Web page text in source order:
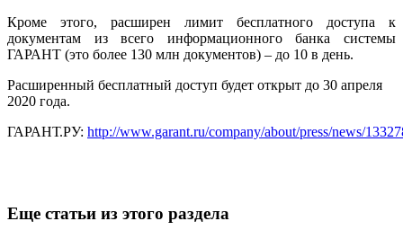
Кроме этого, расширен лимит бесплатного доступа к
документам из всего информационного банка системы
ГАРАНТ (это более 130 млн документов) – до 10 в день.
Расширенный бесплатный доступ будет открыт до 30 апреля
2020 года.
ГАРАНТ.РУ: http://www.garant.ru/company/about/press/news/
Еще статьи из этого раздела